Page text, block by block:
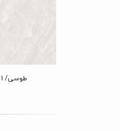
طوسی/ Face 1